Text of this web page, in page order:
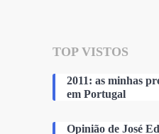
TOP VISTOS
2011: as minhas
em Portugal
Opinião de José